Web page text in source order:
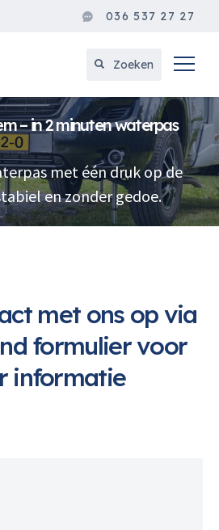
Zoeken
036 537 27 27
– in 2 minuten waterpas
met één druk op de
en zonder gedoe.
met ons op via
formulier voor
informatie